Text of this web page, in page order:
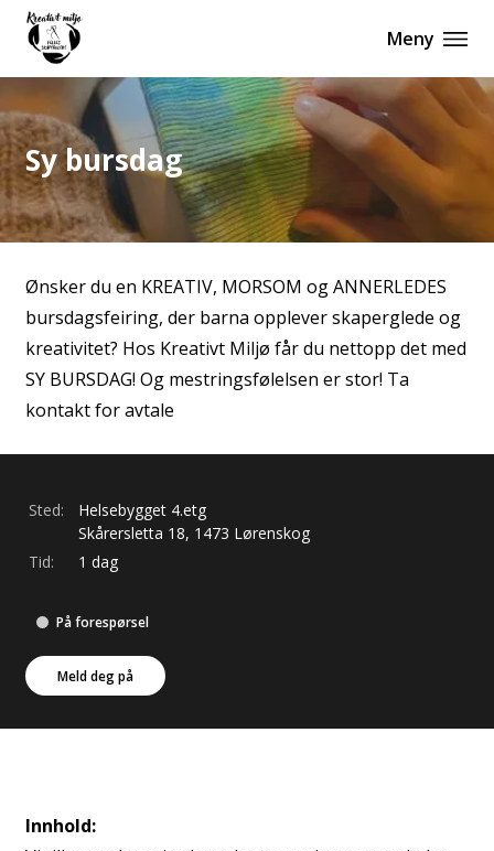
Meny
Sy bursdag
Ønsker du en KREATIV, MORSOM og ANNERLEDES
bursdagsfeiring, der barna opplever skaperglede og
kreativitet? Hos Kreativt Miljø får du nettopp det med
SY BURSDAG! Og mestringsfølelsen er stor! Ta
kontakt for avtale
Sted:
Helsebygget 4.etg
Skårersletta 18, 1473 Lørenskog
Tid:
1 dag
På forespørsel
Meld deg på
Innhold: